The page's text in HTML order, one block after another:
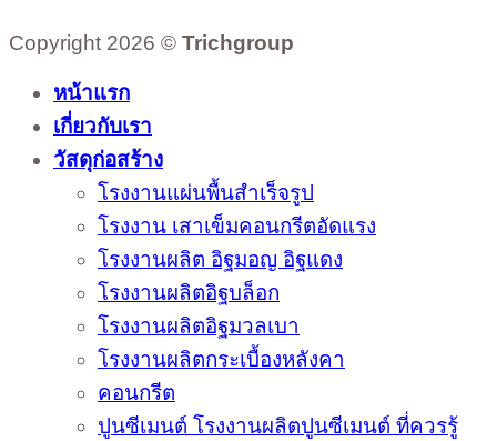
Copyright 2026 © Trichgroup
หน้าแรก
เกี่ยวกับเรา
วัสดุก่อสร้าง
โรงงานแผ่นพื้นสำเร็จรูป
โรงงาน เสาเข็มคอนกรีตอัดแรง
โรงงานผลิต อิฐมอญ อิฐแดง
โรงงานผลิตอิฐบล็อก
โรงงานผลิตอิฐมวลเบา
โรงงานผลิตกระเบื้องหลังคา
คอนกรีต
ปูนซีเมนต์ โรงงานผลิตปูนซีเมนต์ ที่ควรรู้